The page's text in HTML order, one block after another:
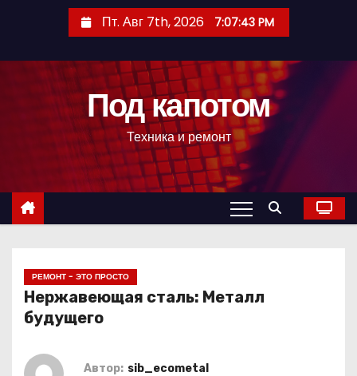
с
Пт. Авг 7th, 2026 7:07:44 PM
Под капотом
Техника и ремонт
РЕМОНТ - ЭТО ПРОСТО
Нержавеющая сталь: Металл
будущего
Автор: sib_ecometal